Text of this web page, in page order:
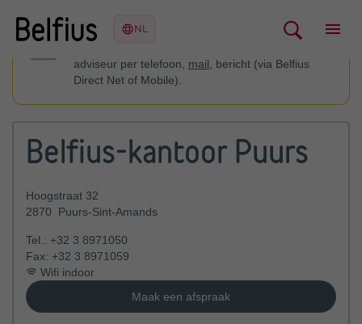
adviseur per telefoon, mail , bericht (via Belfius
Direct Net of Mobile).
Belfius-kantoor Puurs
Hoogstraat 32
2870
Puurs-Sint-Amands
Tel.: +32 3 8971050
Fax: +32 3 8971059
Wifi indoor
Maak een afspraak